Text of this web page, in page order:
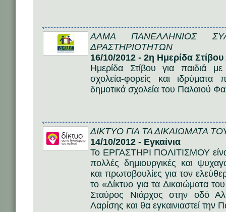
ΑΛΜΑ ΠΑΝΕΛΛΗΝΙΟΣ
ΔΡΑΣΤΗΡΙΟΤΗΤΩΝ
16/10/2012 - 2η Ημερίδα
Ημερίδα Στίβου για παιδιά
σχολεία-φορείς και
δημοτικά σχολεία του Παλαιού
ΔΙΚΤΥΟ ΓΙΑ ΤΑ ΔΙΚΑΙΩΜΑΤΑ
14/10/2012 - Εγκαίνια
Το ΕΡΓΑΣΤΗΡΙ ΠΟΛΙΤΙΣΜΟΥ
πολλές δημιουργικές και
και πρωτοβουλίες για τον
το «Δίκτυο για τα Δικαιώματα
Σταύρος Νιάρχος στην οδό
Λαρίσης και θα εγκαινιαστεί